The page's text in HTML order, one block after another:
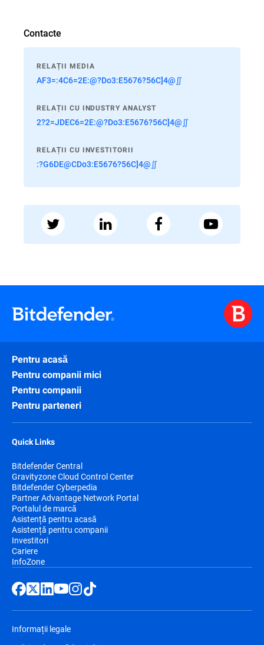
Contacte
RELAȚII MEDIA
AF3=:4C6=2E:@?Do3:E5676?56C]4@∬
RELAȚII CU INDUSTRY ANALYST
2?2=JDEC6=2E:@?Do3:E5676?56C]4@∬
RELAȚII CU INVESTITORII
:?G6DE@CDo3:E5676?56C]4@∬
Pentru acasă
Pentru companii mici
Pentru companii
Pentru parteneri
Quick Links
Bitdefender Central
Gravityzone Cloud Control Center
Bitdefender Cyberpedia
Partner Advantage Network Portal
Portalul de marcă
Asistență pentru acasă
Asistență pentru companii
Investitori
Cariere
InfoZone
Informații legale